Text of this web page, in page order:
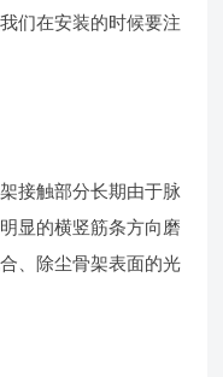
们在安装的时候要注
接触部分长期由于脉
显的横竖筋条方向磨
、除尘骨架表面的光